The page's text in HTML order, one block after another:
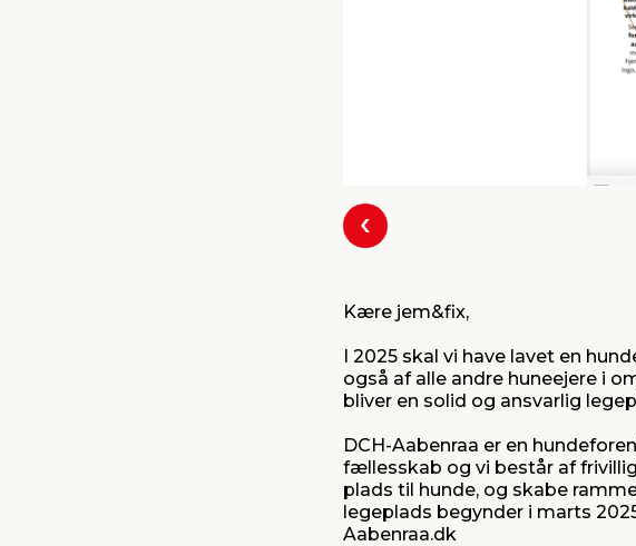
Forrige
Kære jem&fix,
I 2025 skal vi have lavet en
også af alle andre huneejere i
bliver en solid og ansvarlig
DCH-Aabenraa er en
fællesskab og vi består af
plads til hunde, og skabe
legeplads begynder i marts
Aabenraa.dk